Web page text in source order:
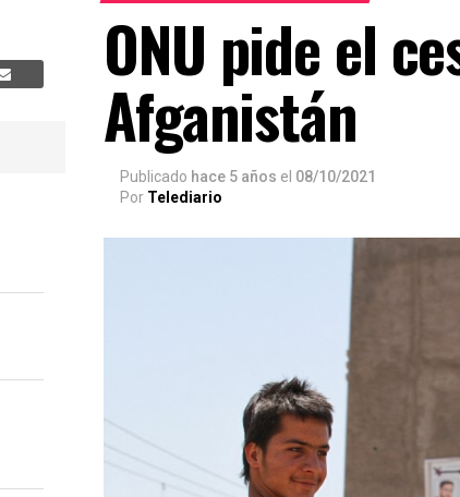
ONU pide el
Afganistán
Publicado hace 5 años el 08/10/2021
Por Telediario